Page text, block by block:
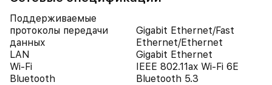
Поддерживаемые
протоколы передачи
данных
Gigabit Ethernet/Fast
Ethernet/Ethernet
LAN
Gigabit Ethernet
Wi-Fi
IEEE 802.11ax Wi-Fi 6E
Bluetooth
Bluetooth 5.3